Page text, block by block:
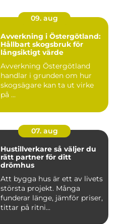
09. aug
Avverkning i Östergötland:
Hållbart skogsbruk för
långsiktigt värde
Avverkning Östergötland
handlar i grunden om hur
skogsägare kan ta ut virke
på ...
07. aug
Hustillverkare så väljer du
rätt partner för ditt
drömhus
Att bygga hus är ett av livets
största projekt. Många
funderar länge, jämför priser,
tittar på ritni...